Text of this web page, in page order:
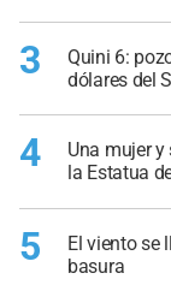
3
Quini 6:
dólares del
4
Una mujer
la Estatua
5
El viento se
basura